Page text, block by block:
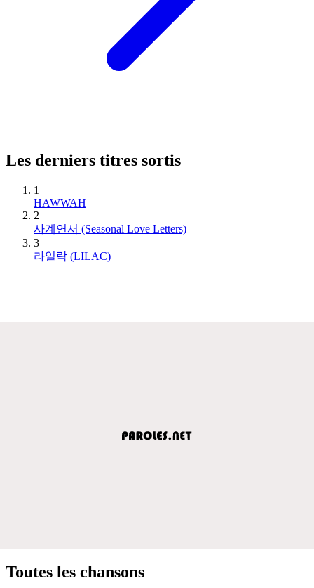
Les derniers titres sortis
1
HAWWAH
2
사계연서 (Seasonal Love Letters)
3
라일락 (LILAC)
Toutes les chansons